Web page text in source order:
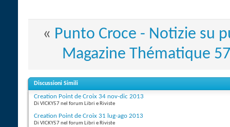
« Punto Croce - Notizie su
Magazine Thématique
Discussioni Simili
Creation Point de Croix 34 nov-dic 2013
Di VICKY57 nel forum Libri e Riviste
Creation Point de Croix 31 lug-ago 2013
Di VICKY57 nel forum Libri e Riviste